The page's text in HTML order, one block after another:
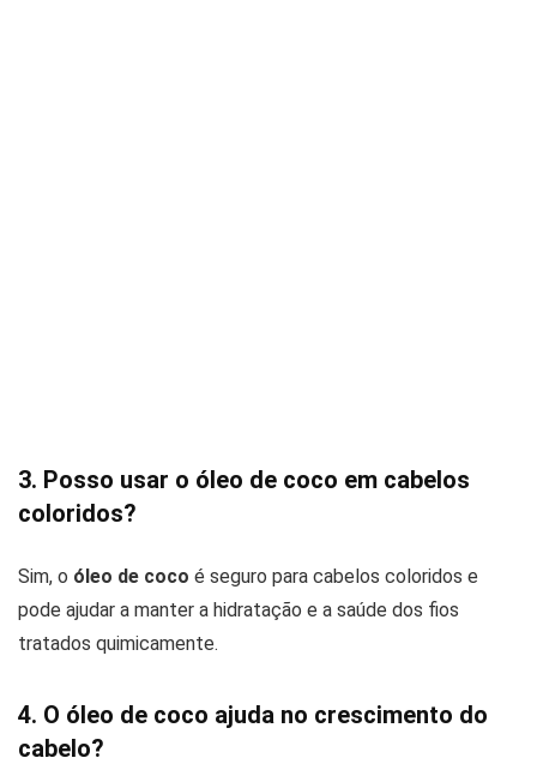
3. Posso usar o óleo de coco em cabelos
coloridos?
Sim, o óleo de coco é seguro para cabelos coloridos e
pode ajudar a manter a hidratação e a saúde dos fios
tratados quimicamente.
4. O óleo de coco ajuda no crescimento do
cabelo?